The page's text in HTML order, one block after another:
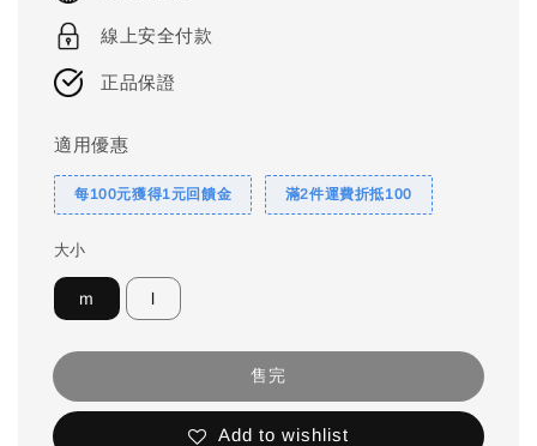
線上安全付款
正品保證
適用優惠
每100元獲得1元回饋金 滿2件運費折抵100
大小
m l
售完
Add to wishlist